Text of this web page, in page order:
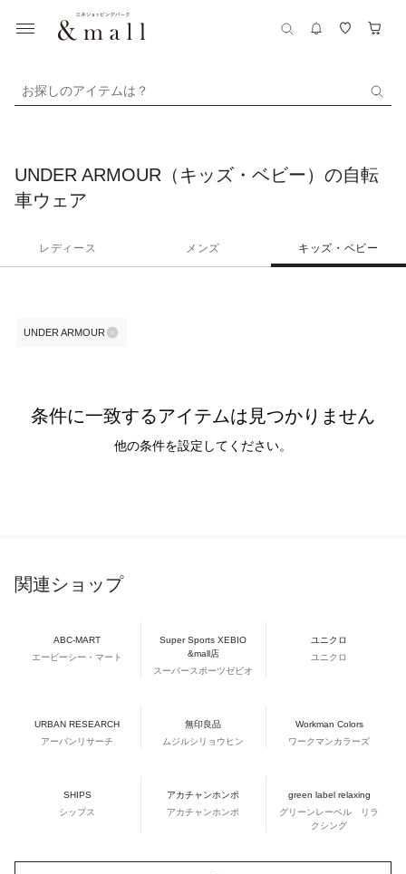
お探しのアイテムは？
UNDER ARMOUR（キッズ・ベビー）の自転
車ウェア
レディース メンズ キッズ・ベビー
UNDER ARMOUR
条件に一致するアイテムは見つかりません
他の条件を設定してください。
関連ショップ
ABC-MART
エービーシー・マート
Super Sports XEBIO
&mall店
スーパースポーツゼビオ
ユニクロ
ユニクロ
URBAN RESEARCH
アーバンリサーチ
無印良品
ムジルシリョウヒン
Workman Colors
ワークマンカラーズ
SHIPS
シップス
アカチャンホンポ
アカチャンホンポ
green label relaxing
グリーンレーベル リラ
クシング